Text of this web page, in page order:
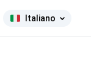
Italiano